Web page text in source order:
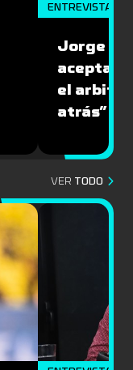
ENTREVISTA
Jorge
aceptar
el
atrás”
VER TODO